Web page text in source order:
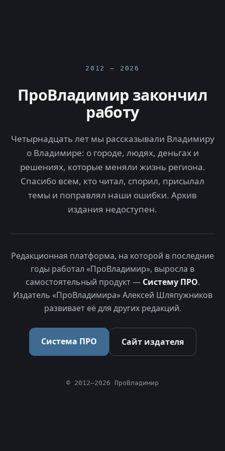
2012 — 2026
ПроВладимир закончил
работу
Четырнадцать лет мы рассказывали Владимиру
о Владимире: о городе, людях, деньгах и
решениях, которые меняли жизнь региона.
Спасибо всем, кто читал, спорил, присылал
темы и поправлял наши ошибки. Архив
издания недоступен.
Редакционная платформа, на которой в последние
годы работал «ПроВладимир», выросла в
самостоятельный продукт — Систему ПРО.
Издатель «ПроВладимира» Алексей Шляпужников
развивает её для других редакций.
Система ПРО Сайт издателя
© 2012–2026 ПроВладимир